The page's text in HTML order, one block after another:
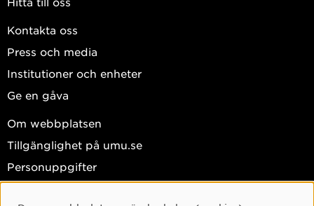
Kontakta oss
Press och media
Institutioner och enheter
Ge en gåva
Om webbplatsen
Tillgänglighet på umu.se
Personuppgifter